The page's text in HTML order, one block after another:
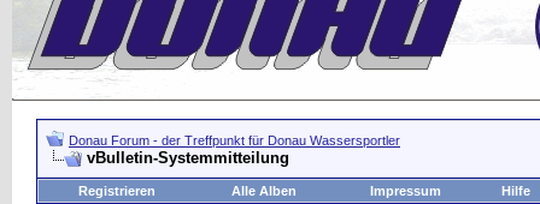
Donau Forum - der Treffpunkt für Donau Wassersportler
vBulletin-Systemmitteilung
Registrieren Alle Alben Impressum Hilfe